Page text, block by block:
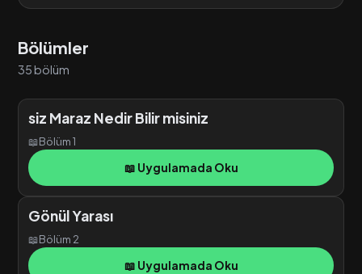
Bölümler
35 bölüm
siz Maraz Nedir Bilir misiniz
📖Bölüm 1
📖 Uygulamada Oku
Gönül Yarası
📖Bölüm 2
📖 Uygulamada Oku